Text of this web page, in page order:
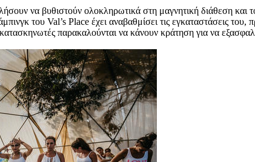
να βυθιστούν ολοκληρωτικά στη μαγνητική διάθεση
του Val’s Place έχει αναβαθμίσει τις εγκαταστάσεις
παρακαλούνται να κάνουν κράτηση για να